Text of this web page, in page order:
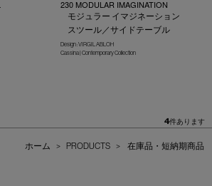
230 MODULAR IMAGINATION
モジュラー イマジネーション
スツール／サイドテーブル
Design : VIRGIL ABLOH
Cassina | Contemporary Collection
4件あります
ホーム > PRODUCTS > 在庫品・短納期商品